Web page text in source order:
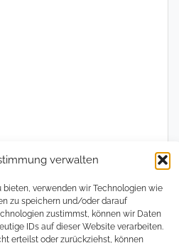
verwalten
bieten, verwenden wir Technologien wie
zu speichern und/oder darauf
zustimmst, können wir Daten
IDs auf dieser Website verarbeiten.
erteilst oder zurückziehst, können